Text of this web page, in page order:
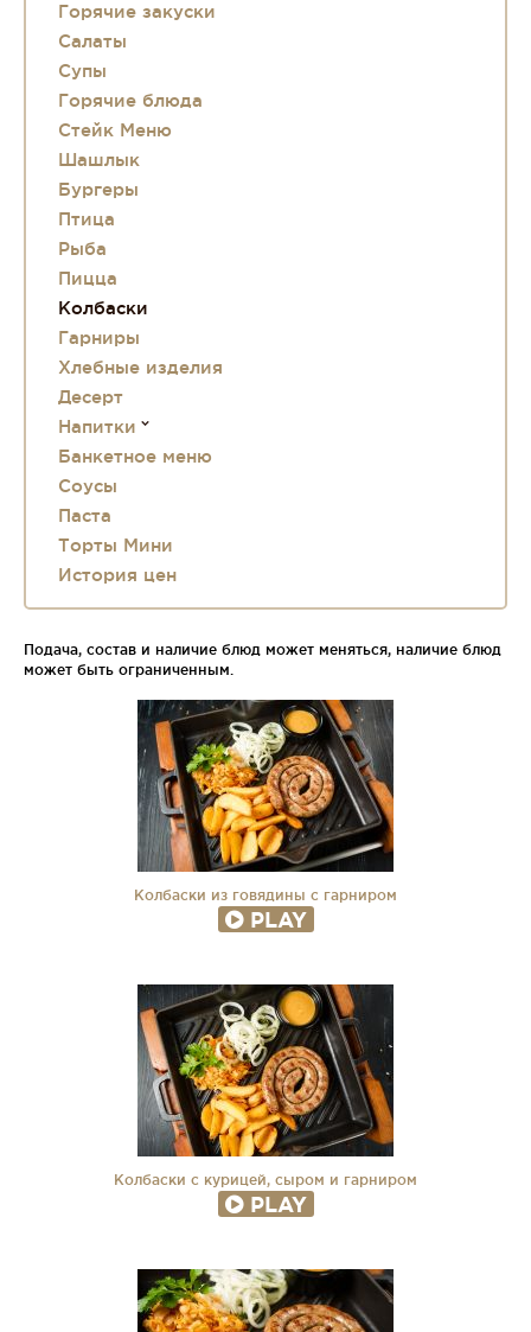
Горячие закуски
Салаты
Супы
Горячие блюда
Стейк Меню
Шашлык
Бургеры
Птица
Рыба
Пицца
Колбаски
Гарниры
Хлебные изделия
Десерт
Напитки
Банкетное меню
Соусы
Паста
Торты Мини
История цен
Подача, состав и наличие блюд может меняться, наличие блюд
может быть ограниченным.
Колбаски из говядины с гарниром
PLAY
Колбаски с курицей, сыром и гарниром
PLAY